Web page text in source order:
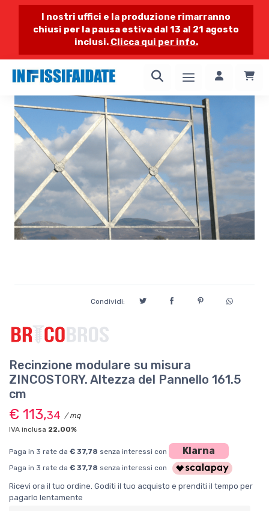
I nostri uffici e la produzione rimarranno
chiusi per la pausa estiva dal 13 al 21 agosto
inclusi. Clicca qui per info.
Condividi:
Recinzione modulare su misura
ZINCOSTORY. Altezza del Pannello 161.5
cm
€ 113,34 / mq
IVA inclusa 22.00%
Paga in 3 rate da € 37,78 senza interessi con Klarna
Paga in 3 rate da € 37,78 senza interessi con
Ricevi ora il tuo ordine. Goditi il tuo acquisto e prenditi il tempo per
pagarlo lentamente